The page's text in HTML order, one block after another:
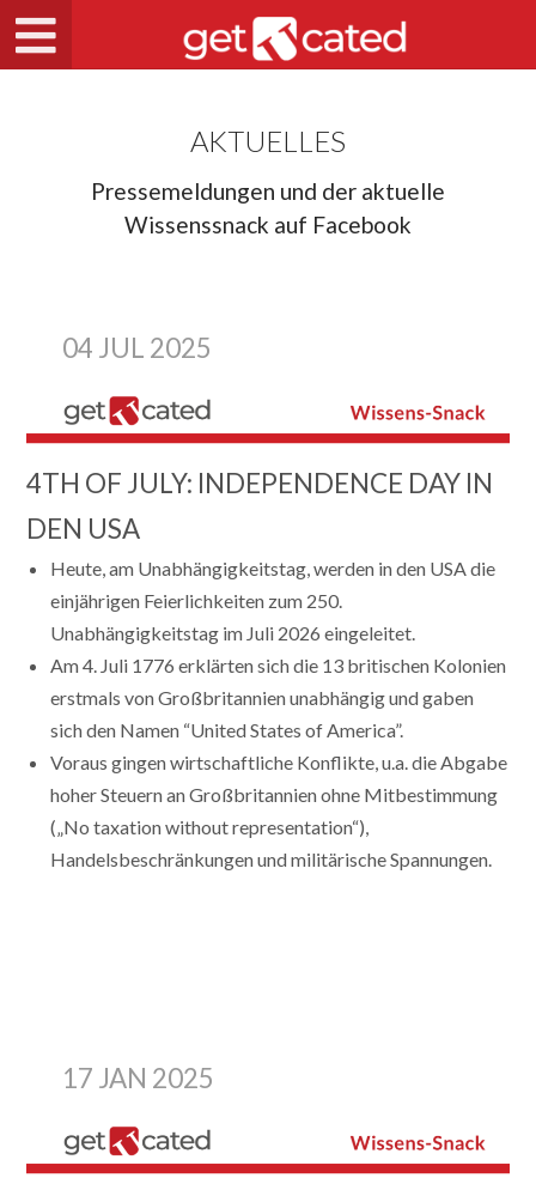
AKTUELLES
Pressemeldungen und der aktuelle
Wissenssnack auf Facebook
04 JUL 2025
4TH OF JULY: INDEPENDENCE DAY IN
DEN USA
Heute, am Unabhängigkeitstag, werden in den USA die
einjährigen Feierlichkeiten zum 250.
Unabhängigkeitstag im Juli 2026 eingeleitet.
Am 4. Juli 1776 erklärten sich die 13 britischen Kolonien
erstmals von Großbritannien unabhängig und gaben
sich den Namen “United States of America”.
Voraus gingen wirtschaftliche Konflikte, u.a. die Abgabe
hoher Steuern an Großbritannien ohne Mitbestimmung
(„No taxation without representation“),
Handelsbeschränkungen und militärische Spannungen.
17 JAN 2025